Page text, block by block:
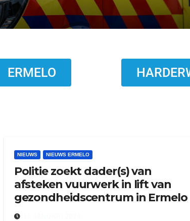
ERMELO
NIEUWS NIEUWS ERMELO
Politie zoekt dader(s) van
afsteken vuurwerk in lift van
gezondheidscentrum in Ermelo